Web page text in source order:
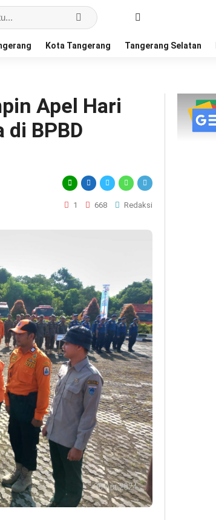
Kota Tangerang Tangerang Selatan
Apel Hari
di BPBD
1 668 Redaksi